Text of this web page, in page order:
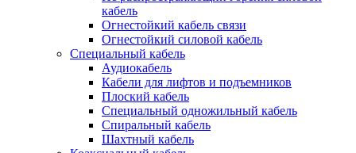
кабель
Огнестойкий кабель связи
Огнестойкий силовой кабель
Специальный кабель
Аудиокабель
Кабели для лифтов и подъемников
Плоский кабель
Специальный одножильный кабель
Спиральный кабель
Шахтный кабель